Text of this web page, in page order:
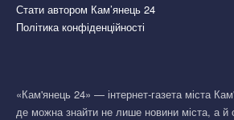
Стати автором Кам’янець 24
Політика конфіденційності
«Кам'янець 24» — інтернет-газета міста
де можна знайти не лише новини міста, а й